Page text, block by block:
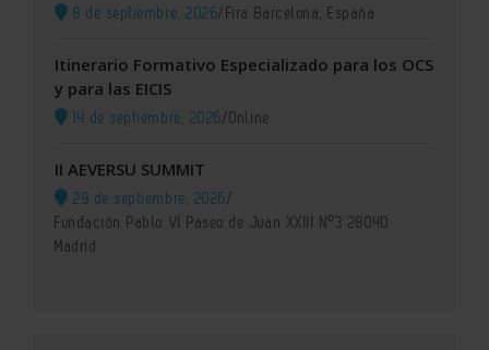
8 de septiembre, 2026/Fira Barcelona, España
Itinerario Formativo Especializado para los OCS
y para las EICIS
14 de septiembre, 2026/Online
II AEVERSU SUMMIT
29 de septiembre, 2026/
Fundación Pablo VI Paseo de Juan XXIII Nº3 28040
Madrid